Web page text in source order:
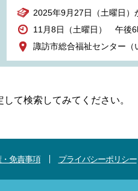
2025年9月27日（土曜日）
11月8日（土曜日） 午後6
諏訪市総合福祉センター
て検索してみてください。
免責事項 プライバシーポリシー